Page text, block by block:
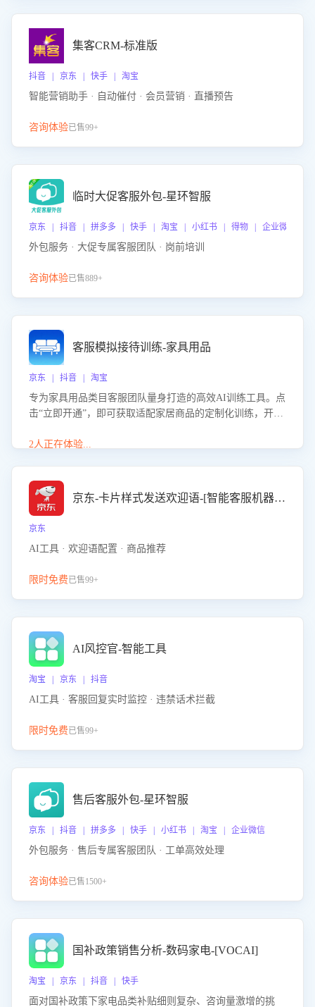
集客CRM-标准版
抖音 | 京东 | 快手 | 淘宝
智能营销助手 · 自动催付 · 会员营销 · 直播预告
咨询体验已售99+
临时大促客服外包-星环智服
京东 | 抖音 | 拼多多 | 快手 | 淘宝 | 小红书 | 得物 | 企业微信
外包服务 · 大促专属客服团队 · 岗前培训
咨询体验已售889+
客服模拟接待训练-家具用品
京东 | 抖音 | 淘宝
专为家具用品类目客服团队量身打造的高效AI训练工具。点
击“立即开通”，即可获取适配家居商品的定制化训练，开启
能、尺寸参数咨询等高频场景下的专业应对能力。
2人正在体验...
京东-卡片样式发送欢迎语-[智能客服机器人]
京东
AI工具 · 欢迎语配置 · 商品推荐
限时免费已售99+
AI风控官-智能工具
淘宝 | 京东 | 抖音
AI工具 · 客服回复实时监控 · 违禁话术拦截
限时免费已售99+
售后客服外包-星环智服
京东 | 抖音 | 拼多多 | 快手 | 小红书 | 淘宝 | 企业微信
外包服务 · 售后专属客服团队 · 工单高效处理
咨询体验已售1500+
国补政策销售分析-数码家电-[VOCAI]
淘宝 | 京东 | 抖音 | 快手
面对国补政策下家电品类补贴细则复杂、咨询量激增的挑